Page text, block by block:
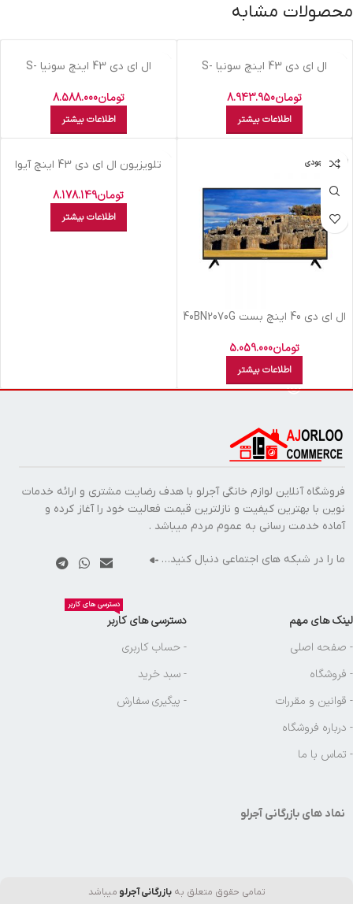
محصولات مشابه
اتمام موجودی
ال اي دي 43 اينچ سونيا S-
تومان8.943.950
اطلاعات بیشتر
اتمام موجودی
ال اي دي 43 اينچ سونيا S-
تومان8.588.000
اطلاعات بیشتر
اتمام موجودی
ال اي دي 40 اينچ بست 40BN2070G
تومان5.059.000
اطلاعات بیشتر
اتمام موجودی
تلویزیون ال اي دي 43 اينچ آيوا
تومان8.178.149
اطلاعات بیشتر
فروشگاه آنلاین لوازم خانگی آجرلو با هدف رضایت مشتری و ارائه خدمات
نوین با بهترین کیفیت و نازلترین قیمت فعالیت خود را آغاز کرده و
آماده خدمت رسانی به عموم مردم میباشد .
ما را در شبکه های اجتماعی دنبال کنید…
لینک های مهم
- صفحه اصلی
- فروشگاه
- قوانین و مقررات
- درباره فروشگاه
- تماس با ما
دسترسی های کاربر
دسترسی های کاربر
- حساب کاربری
- سبد خرید
- پیگیری سفارش
نماد های بازرگانی آجرلو
تمامی حقوق متعلق بهبازرگانی آجرلو میباشد